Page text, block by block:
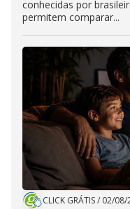
conhecidas por
permitem comparar...
CLICK GRÁTIS/ 02/08/